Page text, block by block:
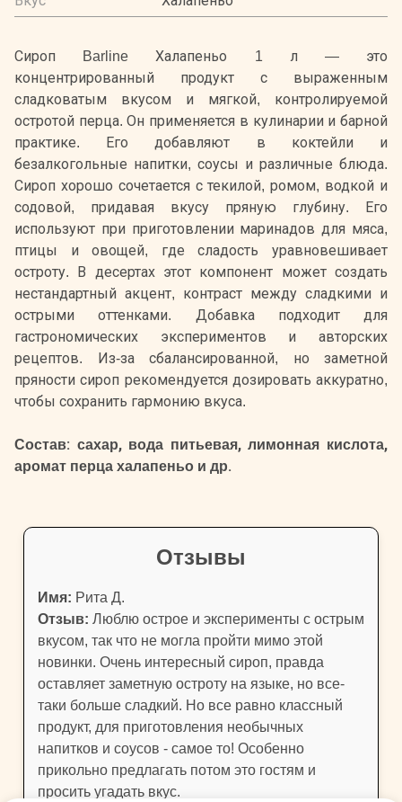
Сироп Barline Халапеньо 1 л — это
концентрированный продукт с выраженным
сладковатым вкусом и мягкой, контролируемой
остротой перца. Он применяется в кулинарии и барной
практике. Его добавляют в коктейли и
безалкогольные напитки, соусы и различные блюда.
Сироп хорошо сочетается с текилой, ромом, водкой и
содовой, придавая вкусу пряную глубину. Его
используют при приготовлении маринадов для мяса,
птицы и овощей, где сладость уравновешивает
остроту. В десертах этот компонент может создать
нестандартный акцент, контраст между сладкими и
острыми оттенками. Добавка подходит для
гастрономических экспериментов и авторских
рецептов. Из-за сбалансированной, но заметной
пряности сироп рекомендуется дозировать аккуратно,
чтобы сохранить гармонию вкуса.
Состав: сахар, вода питьевая, лимонная кислота,
аромат перца халапеньо и др.
Отзывы
Имя: Рита Д.
Отзыв: Люблю острое и эксперименты с острым
вкусом, так что не могла пройти мимо этой
новинки. Очень интересный сироп, правда
оставляет заметную остроту на языке, но все-
таки больше сладкий. Но все равно классный
продукт, для приготовления необычных
напитков и соусов - самое то! Особенно
прикольно предлагать потом это гостям и
просить угадать вкус.